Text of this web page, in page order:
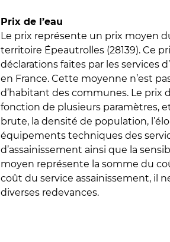
Prix de l’eau
Le prix représente un prix moyen
territoire Épeautrolles (28139). Ce
déclarations faites par les services
en France. Cette moyenne n’est
d’habitant des communes. Le prix
fonction de plusieurs paramètres,
brute, la densité de population,
équipements techniques des
d’assainissement ainsi que la
moyen représente la somme du
coût du service assainissement, il
diverses redevances.